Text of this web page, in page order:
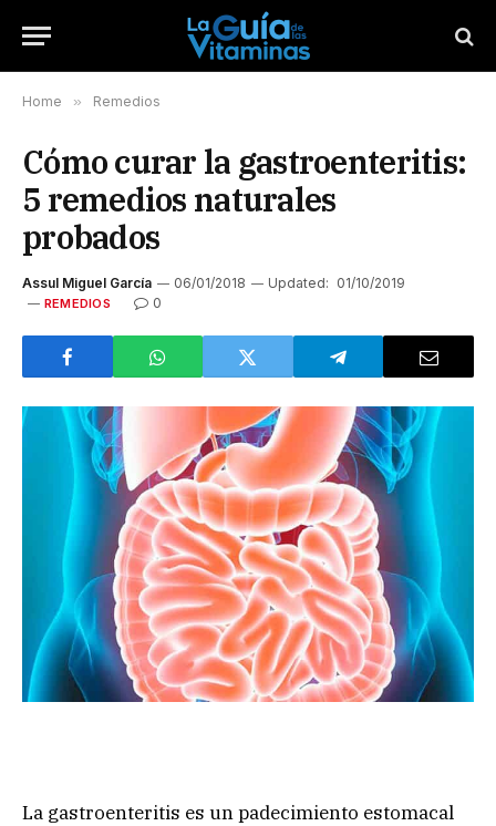
Home » Remedios
Cómo curar la gastroenteritis:
5 remedios naturales
probados
Assul Miguel García 06/01/2018 Updated: 01/10/2019
REMEDIOS 0
La gastroenteritis es un padecimiento estomacal